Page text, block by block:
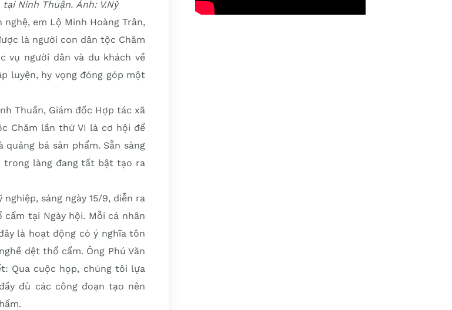
Ninh Thuận. Ảnh: V.Nỷ
em Lộ Minh Hoàng Trân,
là người con dân tộc Chăm
vụ người dân và du khách về
luyện, hy vọng đóng góp một
Thuần, Giám đốc Hợp tác xã
Chăm lần thứ VI là cơ hội để
bá sản phẩm. Sẵn sàng
trong làng đang tất bật tạo ra
sáng ngày 15/9, diễn ra
tại Ngày hội. Mỗi cá nhân
là hoạt động có ý nghĩa tôn
dệt thổ cẩm. Ông Phú Văn
Qua cuộc họp, chúng tôi lựa
đủ các công đoạn tạo nên